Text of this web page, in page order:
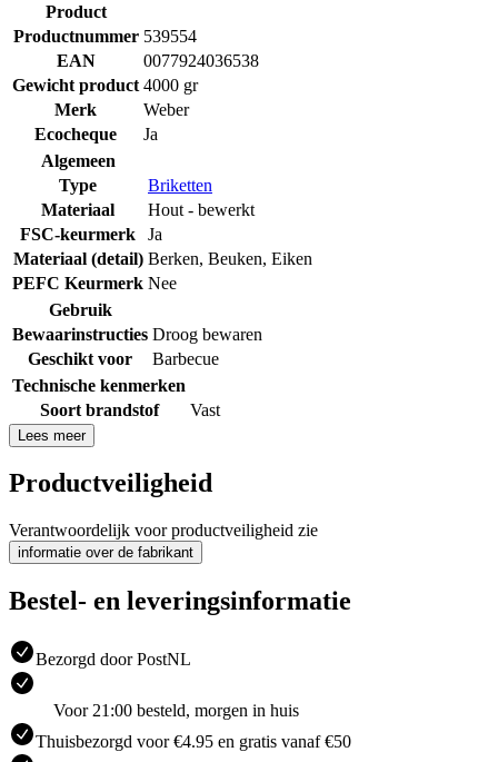
Product
Productnummer 539554
EAN
0077924036538
Gewicht product 4000 gr
Merk
Weber
Ecocheque
Ja
Algemeen
Type
Briketten
Materiaal
Hout - bewerkt
FSC-keurmerk
Ja
Materiaal (detail) Berken, Beuken, Eiken
PEFC Keurmerk Nee
Gebruik
Bewaarinstructies Droog bewaren
Geschikt voor
Barbecue
Technische kenmerken
Soort brandstof
Vast
Lees meer
Productveiligheid
Verantwoordelijk voor productveiligheid zie
informatie over de fabrikant
Bestel- en leveringsinformatie
Bezorgd door PostNL
Voor 21:00 besteld, morgen in huis
Thuisbezorgd voor €4.95 en gratis vanaf €50